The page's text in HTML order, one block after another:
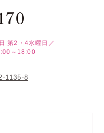
第2・4水曜日／
～18:00
1135-8